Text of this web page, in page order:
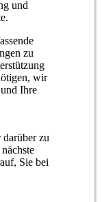
und
zu
wir
Ihre
zu
Sie bei